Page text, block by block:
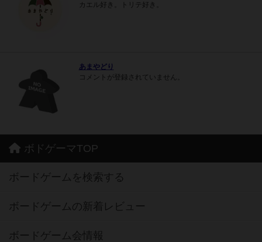
カエル好き。トリテ好き。
あまやどり
コメントが登録されていません。
ボドゲーマTOP
ボードゲームを検索する
ボードゲームの新着レビュー
ボードゲーム会情報